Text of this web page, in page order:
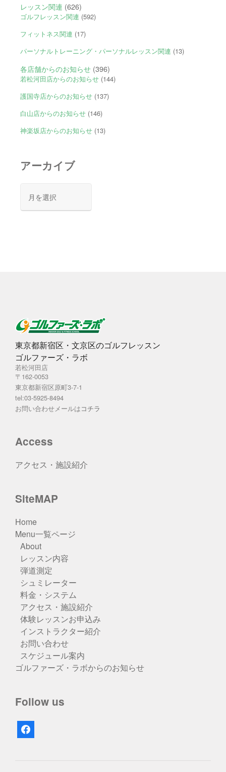
レッスン関連 (626)
ゴルフレッスン関連 (592)
フィットネス関連 (17)
パーソナルトレーニング・パーソナルレッスン関連 (13)
各店舗からのお知らせ(396)
若松河田店からのお知らせ(144)
護国寺店からのお知らせ(137)
白山店からのお知らせ(146)
神楽坂店からのお知らせ(13)
アーカイブ
カ
東京都新宿区・文京区のゴルフレッスン
ゴルファーズ・ラボ
若松河田店
〒162-0053
東京都新宿区原町3-7-1
tel:03-5925-8494
お問い合わせメールはコチラ
Access
アクセス・施設紹介
SiteMAP
Home
Menu一覧ページ
About
レッスン内容
弾道測定
シュミレーター
料金・システム
アクセス・施設紹介
体験レッスンお申込み
インストラクター紹介
お問い合わせ
スケジュール案内
ゴルファーズ・ラボからのお知らせ
Follow us
facebook